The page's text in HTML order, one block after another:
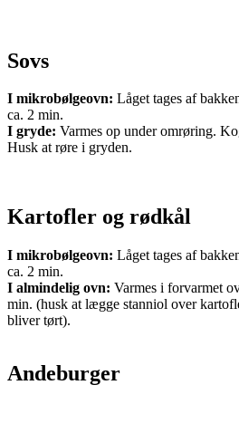
Sovs
I mikrobølgeovn: Låget tages af
ca. 2 min.
I gryde: Varmes op under omrøring.
Husk at røre i gryden.
Kartofler og rødkål
I mikrobølgeovn: Låget tages af
ca. 2 min.
I almindelig ovn: Varmes i forvarmet
min. (husk at lægge stanniol over
bliver tørt).
Andeburger